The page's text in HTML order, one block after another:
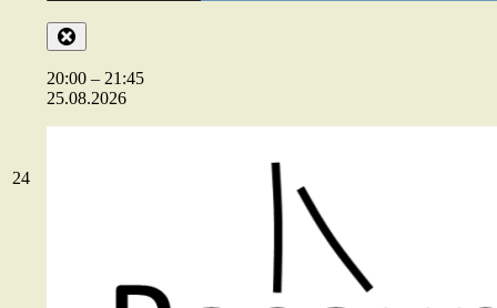
2424.08.2026
20:00 – 21:45
25.08.2026